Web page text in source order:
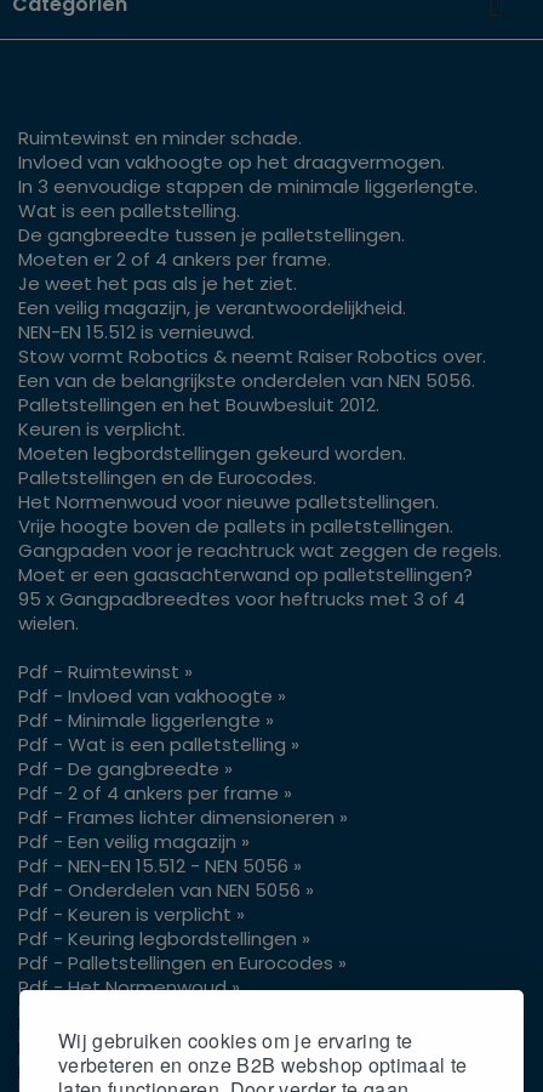
Wij gebruiken cookies om je ervaring te
verbeteren en onze B2B webshop optimaal te
Ruimtewinst en minder schade.
Invloed van vakhoogte op het draagvermogen.
In 3 eenvoudige stappen de minimale liggerlengte.
Wat is een palletstelling.
De gangbreedte tussen je palletstellingen.
Moeten er 2 of 4 ankers per frame.
Je weet het pas als je het ziet.
Een veilig magazijn, je verantwoordelijkheid.
NEN-EN 15.512 is vernieuwd.
Stow vormt Robotics & neemt Raiser Robotics over.
Een van de belangrijkste onderdelen van NEN 5056.
Palletstellingen en het Bouwbesluit 2012.
Keuren is verplicht.
Moeten legbordstellingen gekeurd worden.
Palletstellingen en de Eurocodes.
Het Normenwoud voor nieuwe palletstellingen.
Vrije hoogte boven de pallets in palletstellingen.
Gangpaden voor je reachtruck wat zeggen de regels.
Moet er een gaasachterwand op palletstellingen?
95 x Gangpadbreedtes voor heftrucks met 3 of 4
wielen.
Pdf - Ruimtewinst »
Pdf - Invloed van vakhoogte »
Pdf - Minimale liggerlengte »
Pdf - Wat is een palletstelling »
Pdf - De gangbreedte »
Pdf - 2 of 4 ankers per frame »
Pdf - Frames lichter dimensioneren »
Pdf - Een veilig magazijn »
Pdf - NEN-EN 15.512 - NEN 5056 »
Pdf - Onderdelen van NEN 5056 »
Pdf - Keuren is verplicht »
Pdf - Keuring legbordstellingen »
Pdf - Palletstellingen en Eurocodes »
Pdf - Het Normenwoud »
Pdf - Vrije hoogte pallets »
Pdf - Gangpaden voor je reachtruck »
Pdf - Gaasachterwand op palletstellingen »
Pdf - Gangpadbreedtes 3 of 4 wielen »